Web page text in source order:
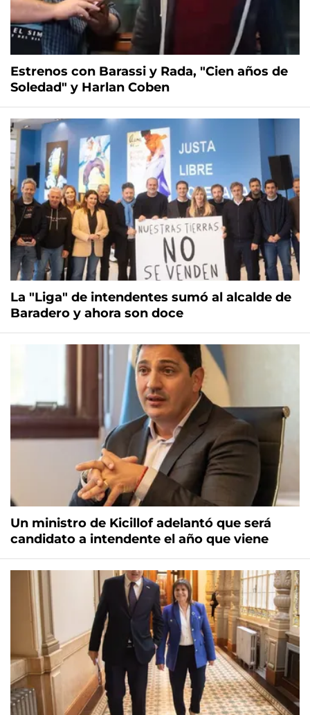
Estrenos con Barassi y Rada, "Cien años de
Soledad" y Harlan Coben
La "Liga" de intendentes sumó al alcalde de
Baradero y ahora son doce
Un ministro de Kicillof adelantó que será
candidato a intendente el año que viene